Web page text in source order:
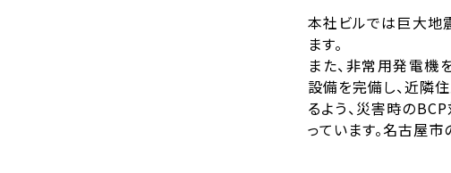
本社ビルでは巨大地
ます。
また、非常用発電
設備を完備し、近隣
るよう、災害時の
っています。名古屋